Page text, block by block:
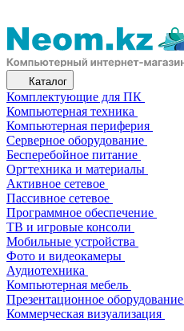
Каталог
Комплектующие для ПК
Компьютерная техника
Компьютерная периферия
Серверное оборудование
Бесперебойное питание
Оргтехника и материалы
Активное сетевое
Пассивное сетевое
Программное обеспечение
ТВ и игровые консоли
Мобильные устройства
Фото и видеокамеры
Аудиотехника
Компьютерная мебель
Презентационное оборудование
Коммерческая визуализация